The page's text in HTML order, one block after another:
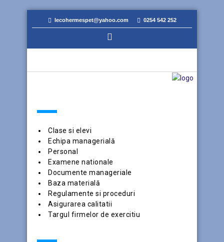
lecohermespet@yahoo.com 0254 542 252
Clase si elevi
Echipa managerială
Personal
Examene nationale
Documente manageriale
Baza materială
Regulamente si proceduri
Asigurarea calitatii
Targul firmelor de exercitiu